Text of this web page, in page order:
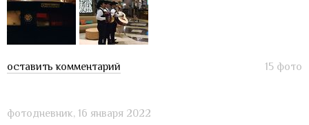
оставить комментарий 15 фото
фотодневник, 16 января 2022